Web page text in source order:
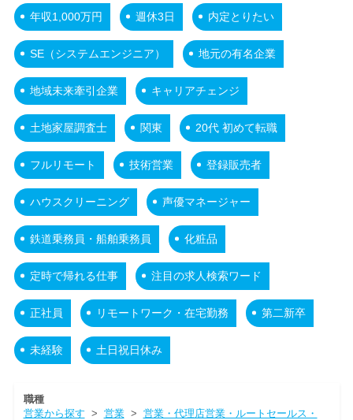
年収1,000万円 週休3日 内定とりたい
SE（システムエンジニア） 地元の有名企業
地域未来牽引企業 キャリアチェンジ
土地家屋調査士 関東 20代 初めて転職
フルリモート 技術営業 登録販売者
ハウスクリーニング 声優マネージャー
鉄道乗務員・船舶乗務員 化粧品
定時で帰れる仕事 注目の求人検索ワード
正社員 リモートワーク・在宅勤務 第二新卒
未経験 土日祝日休み
職種
営業から探す > 営業> 営業・代理店営業・ルートセールス・